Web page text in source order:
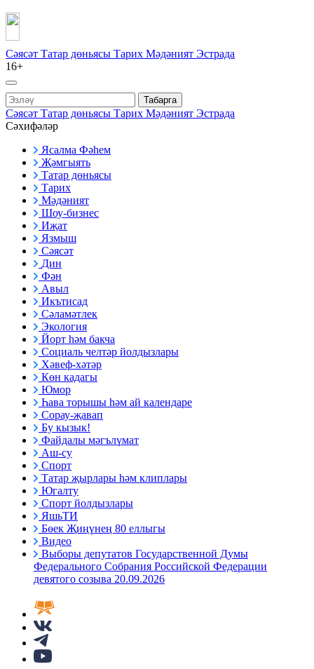
Сәясәт Татар дөньясы Тарих Мәдәният Эстрада
16+
Табарга
Сәясәт Татар дөньясы Тарих Мәдәният Эстрада
Сәхифәләр
Ясалма Фәһем
Җәмгыять
Татар дөньясы
Тарих
Мәдәният
Шоу-бизнес
Иҗат
Язмыш
Сәясәт
Дин
Фән
Авыл
Икътисад
Сәламәтлек
Экология
Йорт һәм бакча
Социаль челтәр йолдызлары
Хәвеф-хәтәр
Көн кадагы
Юмор
Һава торышы һәм ай календаре
Сорау-җавап
Бу кызык!
Файдалы мәгълүмат
Аш-су
Спорт
Татар җырлары һәм клиплары
Югалту
Спорт йолдызлары
ЯшьТИ
Бөек Җиңүнең 80 еллыгы
Видео
Выборы депутатов Государственной Думы
Федерального Собрания Российской Федерации
девятого созыва 20.09.2026